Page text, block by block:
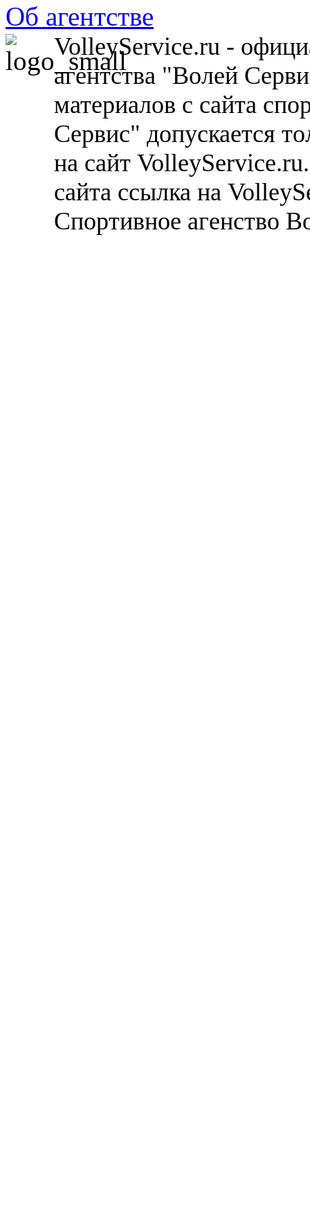
Об агентстве
VolleyService.ru -
агентства "Волей
материалов с сайта
Сервис" допускается
на сайт
сайта ссылка на
Спортивное агенство